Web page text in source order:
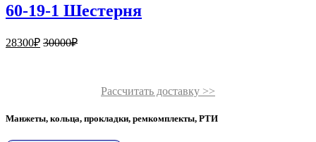
60-19-1 Шестерня
28300₽ 30000₽
Рассчитать доставку >>
Манжеты, кольца, прокладки, ремкомплекты, РТИ